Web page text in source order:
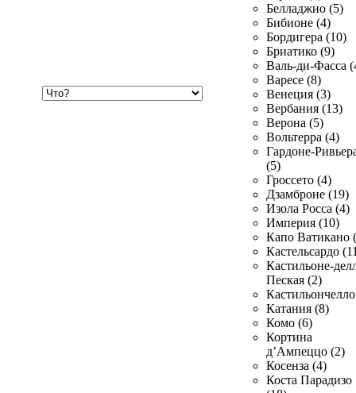
Белладжио (5)
Бибионе (4)
Бордигера (10)
Бриатико (9)
Валь-ди-Фасса
Варесе (8)
Венеция (3)
Вербания (13)
Верона (5)
Вольтерра (4)
Гардоне-
(5)
Гроссето (4)
Дзамброне (19)
Изола Росса (4)
Империя (10)
Капо Ватикано
Кастельсардо
Кастильоне-
Пеская (2)
Катания (8)
Комо (6)
Кортина
д’Ампеццо (2)
Косенза (4)
Коста Парадизо